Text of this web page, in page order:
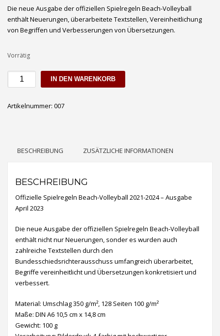
Die neue Ausgabe der offiziellen Spielregeln Beach-Volleyball
enthält Neuerungen, überarbeitete Textstellen, Vereinheitlichung
von Begriffen und Verbesserungen von Übersetzungen.
Vorrätig
Offizielle
Spielregeln
Volleyball
IN DEN WARENKORB
Artikelnummer: 007
BESCHREIBUNG ZUSÄTZLICHE INFORMATIONEN
BESCHREIBUNG
Offizielle Spielregeln Beach-Volleyball 2021-2024 – Ausgabe
April 2023
Die neue Ausgabe der offiziellen Spielregeln Beach-Volleyball
enthält nicht nur Neuerungen, sonder es wurden auch
zahlreiche Textstellen durch den
Bundesschiedsrichterausschuss umfangreich überarbeitet,
Begriffe vereinheitlicht und Übersetzungen konkretisiert und
verbessert.
Material: Umschlag 350 g/m², 128 Seiten 100 g/m²
Maße: DIN A6 10,5 cm x 14,8 cm
Gewicht: 100 g